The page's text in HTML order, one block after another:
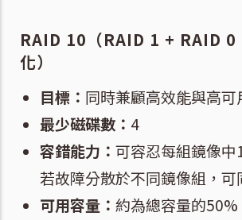
RAID 10（RAID 1 + RAID 0
化）
目標： 同時兼顧高效能與高可
最少磁碟數： 4
容錯能力： 可容忍每組鏡像中
若故障分散於不同鏡像組，
可用容量： 約為總容量的50%